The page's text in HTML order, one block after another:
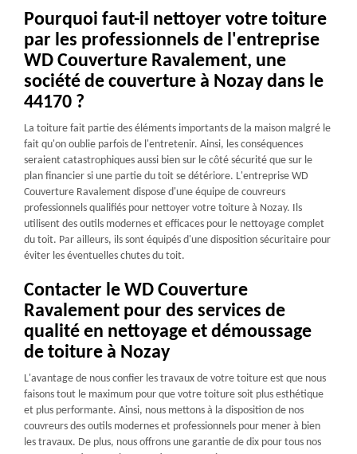
Pourquoi faut-il nettoyer votre toiture
par les professionnels de l'entreprise
WD Couverture Ravalement, une
société de couverture à Nozay dans le
44170 ?
La toiture fait partie des éléments importants de la maison malgré le
fait qu'on oublie parfois de l'entretenir. Ainsi, les conséquences
seraient catastrophiques aussi bien sur le côté sécurité que sur le
plan financier si une partie du toit se détériore. L'entreprise WD
Couverture Ravalement dispose d'une équipe de couvreurs
professionnels qualifiés pour nettoyer votre toiture à Nozay. Ils
utilisent des outils modernes et efficaces pour le nettoyage complet
du toit. Par ailleurs, ils sont équipés d'une disposition sécuritaire pour
éviter les éventuelles chutes du toit.
Contacter le WD Couverture
Ravalement pour des services de
qualité en nettoyage et démoussage
de toiture à Nozay
L'avantage de nous confier les travaux de votre toiture est que nous
faisons tout le maximum pour que votre toiture soit plus esthétique
et plus performante. Ainsi, nous mettons à la disposition de nos
couvreurs des outils modernes et professionnels pour mener à bien
les travaux. De plus, nous offrons une garantie de dix pour tous nos